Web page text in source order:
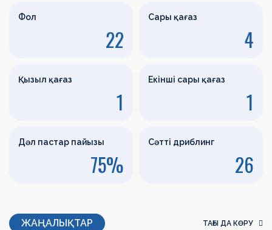
Фол
22
Сары қағаз
4
Қызыл қағаз
1
Екінші сары қағаз
1
Дәл пастар пайызы
75%
Сәтті дриблинг
26
ЖАҢАЛЫҚТАР ТАҒЫ ДА КӨРУ